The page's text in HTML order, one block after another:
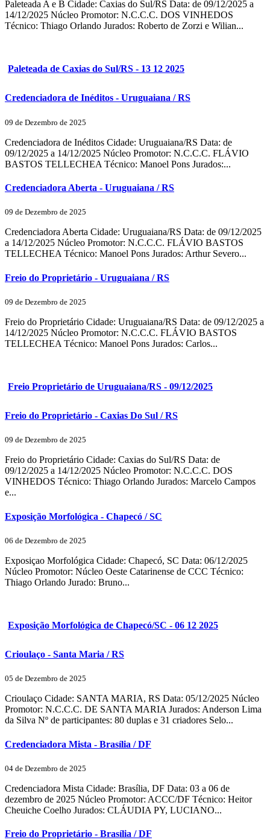
Paleteada A e B Cidade: Caxias do Sul/RS Data: de 09/12/2025 a
14/12/2025 Núcleo Promotor: N.C.C.C. DOS VINHEDOS
Técnico: Thiago Orlando Jurados: Roberto de Zorzi e Wilian...
Paleteada de Caxias do Sul/RS - 13 12 2025
Credenciadora de Inéditos - Uruguaiana / RS
09 de Dezembro de 2025
Credenciadora de Inéditos Cidade: Uruguaiana/RS Data: de
09/12/2025 a 14/12/2025 Núcleo Promotor: N.C.C.C. FLÁVIO
BASTOS TELLECHEA Técnico: Manoel Pons Jurados:...
Credenciadora Aberta - Uruguaiana / RS
09 de Dezembro de 2025
Credenciadora Aberta Cidade: Uruguaiana/RS Data: de 09/12/2025
a 14/12/2025 Núcleo Promotor: N.C.C.C. FLÁVIO BASTOS
TELLECHEA Técnico: Manoel Pons Jurados: Arthur Severo...
Freio do Proprietário - Uruguaiana / RS
09 de Dezembro de 2025
Freio do Proprietário Cidade: Uruguaiana/RS Data: de 09/12/2025 a
14/12/2025 Núcleo Promotor: N.C.C.C. FLÁVIO BASTOS
TELLECHEA Técnico: Manoel Pons Jurados: Carlos...
Freio Proprietário de Uruguaiana/RS - 09/12/2025
Freio do Proprietário - Caxias Do Sul / RS
09 de Dezembro de 2025
Freio do Proprietário Cidade: Caxias do Sul/RS Data: de
09/12/2025 a 14/12/2025 Núcleo Promotor: N.C.C.C. DOS
VINHEDOS Técnico: Thiago Orlando Jurados: Marcelo Campos
e...
Exposição Morfológica - Chapecó / SC
06 de Dezembro de 2025
Exposiçao Morfológica Cidade: Chapecó, SC Data: 06/12/2025
Núcleo Promotor: Núcleo Oeste Catarinense de CCC Técnico:
Thiago Orlando Jurado: Bruno...
Exposição Morfológica de Chapecó/SC - 06 12 2025
Crioulaço - Santa Maria / RS
05 de Dezembro de 2025
Crioulaço Cidade: SANTA MARIA, RS Data: 05/12/2025 Núcleo
Promotor: N.C.C.C. DE SANTA MARIA Jurados: Anderson Lima
da Silva Nº de participantes: 80 duplas e 31 criadores Selo...
Credenciadora Mista - Brasília / DF
04 de Dezembro de 2025
Credenciadora Mista Cidade: Brasília, DF Data: 03 a 06 de
dezembro de 2025 Núcleo Promotor: ACCC/DF Técnico: Heitor
Cheuiche Coelho Jurados: CLÁUDIA PY, LUCIANO...
Freio do Proprietário - Brasília / DF